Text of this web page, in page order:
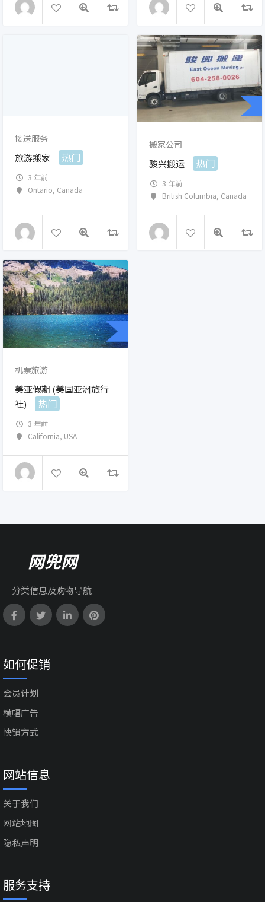
接送服务
旅游搬家 热门
3 年前
Ontario, Canada
搬家公司
骏兴搬运 热门
3 年前
British Columbia, Canada
机票旅游
美亚假期 (美国亚洲旅行
社)
热门
3 年前
California, USA
网兜网
分类信息及购物导航
如何促销
会员计划
横幅广告
快销方式
网站信息
关于我们
网站地图
隐私声明
服务支持